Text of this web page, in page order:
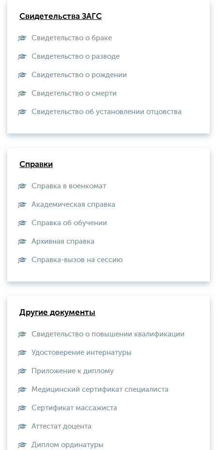
Свидетельства ЗАГС
Свидетельство о браке
Свидетельство о разводе
Свидетельство о рождении
Свидетельство о смерти
Свидетельство об установлении отцовства
Справки
Справка в военкомат
Академическая справка
Справка об обучении
Архивная справка
Справка-вызов на сессию
Другие документы
Свидетельство о повышении квалификации
Удостоверение интернатуры
Приложение к диплому
Медицинский сертификат специалиста
Сертификат массажиста
Аттестат доцента
Диплом ординатуры